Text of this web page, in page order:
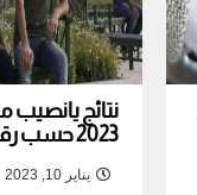
نتائج
2023 حسب رقم البطاقة غزة تايم
يناير 10, 2023